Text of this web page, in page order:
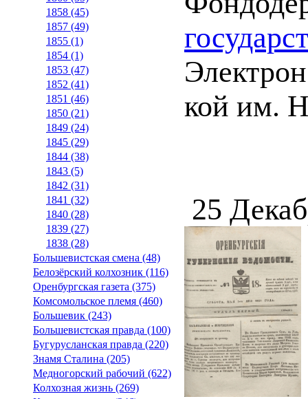
1858 (45)
1857 (49)
1855 (1)
1854 (1)
1853 (47)
1852 (41)
1851 (46)
1850 (21)
1849 (24)
1845 (29)
1844 (38)
1843 (5)
1842 (31)
1841 (32)
1840 (28)
1839 (27)
1838 (28)
Большевистская смена (48)
Белозёрский колхозник (116)
Оренбургская газета (375)
Комсомольское племя (460)
Большевик (243)
Большевистская правда (100)
Бугурусланская правда (220)
Знамя Сталина (205)
Медногорский рабочий (622)
Колхозная жизнь (269)
кой им.
25